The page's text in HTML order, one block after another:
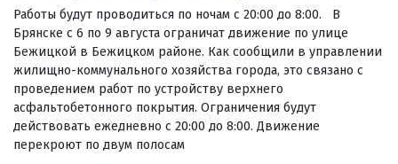
Работы будут проводиться по ночам с 20:00 до 8:00. В
Брянске с 6 по 9 августа ограничат движение по улице
Бежицкой в Бежицком районе. Как сообщили в управлении
жилищно-коммунального хозяйства города, это связано с
проведением работ по устройству верхнего
асфальтобетонного покрытия. Ограничения будут
действовать ежедневно с 20:00 до 8:00. Движение
перекроют по двум полосам